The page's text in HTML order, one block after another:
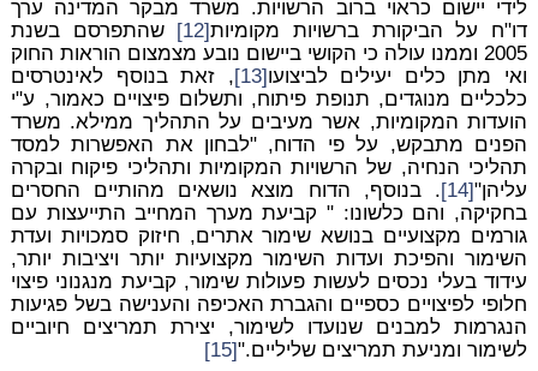
לידי יישום כראוי ברוב הרשויות. משרד מבקר המדינה ערך
דו"ח על הביקורת ברשויות מקומיות[12]
שהתפרסם בשנת
2005 וממנו עולה כי הקושי ביישום נובע מצמצום הוראות החוק
ואי מתן כלים יעילים לביצועו[13]
, זאת בנוסף לאינטרסים
כלכליים מנוגדים, תנופת פיתוח, ותשלום פיצויים כאמור, ע"י
הועדות המקומיות, אשר מעיבים על התהליך ממילא. משרד
הפנים מתבקש, על פי הדוח, "לבחון את האפשרות למסד
תהליכי הנחיה, של הרשויות המקומיות ותהליכי פיקוח ובקרה
עליהן"[14]
. בנוסף, הדוח מוצא נושאים מהותיים החסרים
בחקיקה, והם כלשונו: " קביעת מערך המחייב התייעצות עם
גורמים מקצועיים בנושא שימור אתרים, חיזוק סמכויות ועדת
השימור והפיכת ועדות השימור מקצועיות יותר ויציבות יותר,
עידוד בעלי נכסים לעשות פעולות שימור, קביעת מנגנוני פיצוי
חלופי לפיצויים כספיים והגברת האכיפה והענישה בשל פגיעות
הנגרמות למבנים שנועדו לשימור, יצירת תמריצים חיוביים
לשימור ומניעת תמריצים שליליים."[15]